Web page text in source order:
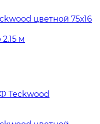
цветной 75х16